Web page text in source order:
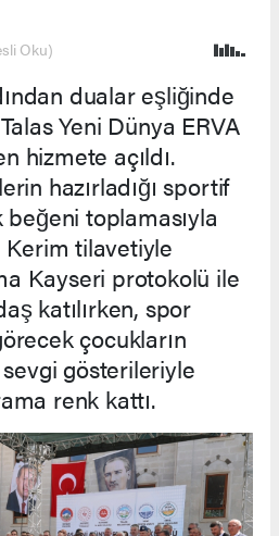
Oku)
dualar eşliğinde
Yeni Dünya ERVA
hizmete açıldı.
hazırladığı sportif
toplamasıyla
Kerim tilavetiyle
Kayseri protokolü ile
katılırken, spor
çocukların
gösterileriyle
renk kattı.